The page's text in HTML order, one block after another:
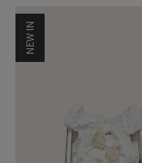
NEW IN